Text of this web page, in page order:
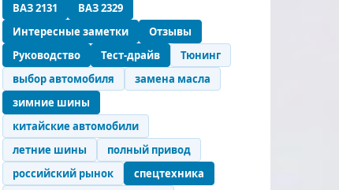
ВАЗ 2131
ВАЗ 2329
Интересные заметки
Отзывы
Руководство
Тест-драйв
Тюнинг
выбор автомобиля
замена масла
зимние шины
китайские автомобили
летние шины
полный привод
российский рынок
спецтехника